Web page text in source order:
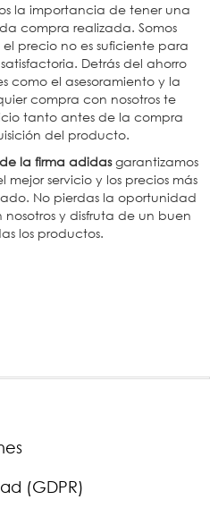
la importancia de tener una
compra realizada. Somos
precio no es suficiente para
Detrás del ahorro
como el asesoramiento y la
compra con nosotros te
tanto antes de la compra
del producto.
la firma adidasgarantizamos
servicio y los precios más
No pierdas la oportunidad
y disfruta de un buen
los productos.
(GDPR)